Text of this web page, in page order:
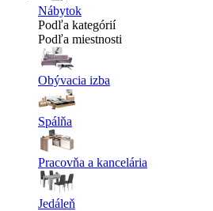
Nábytok
Podľa kategórií
Podľa miestnosti
Obývacia izba
Spálňa
Pracovňa a kancelária
Jedáleň